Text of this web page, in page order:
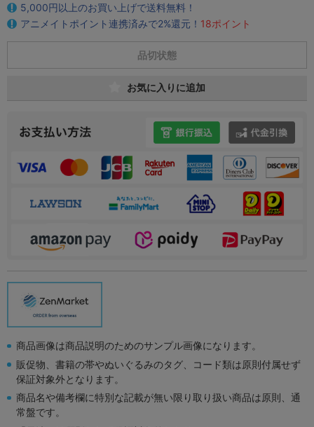
5,000円以上のお買い上げで送料無料！
アニメイトポイント連携済みで2%還元！ 18ポイント
品切状態
お気に入りに追加
商品画像は商品説明のためのサンプル画像になります。
販促物、書籍の帯やぬいぐるみのタグ、コード類は原則付属せず
保証対象外となります。
商品名や備考欄に特別な記載が無い限り取り扱い商品は原則、通
常盤です。